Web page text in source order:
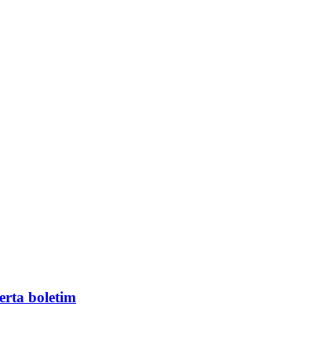
boletim